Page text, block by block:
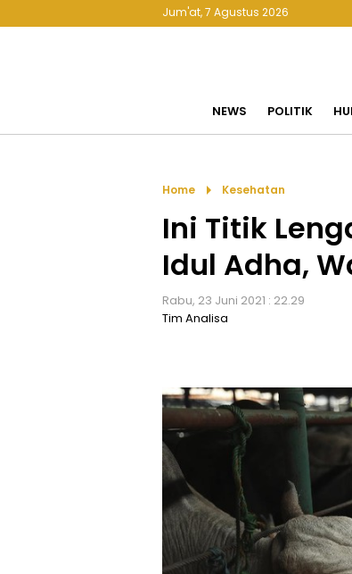
Jum'at, 7 Agustus 2026
NEWS POLITIK
Home arrow_right Kesehatan
Ini Titik
Idul Adha,
Rabu, 23 Juni 2021 : 22.29
Tim Analisa